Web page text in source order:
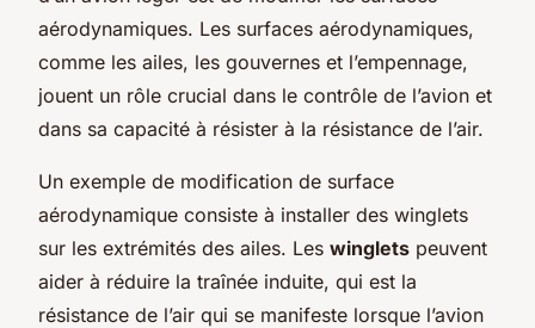
aérodynamiques. Les surfaces aérodynamiques,
comme les ailes, les gouvernes et l’empennage,
jouent un rôle crucial dans le contrôle de l’avion et
dans sa capacité à résister à la résistance de l’air.
Un exemple de modification de surface
aérodynamique consiste à installer des winglets
sur les extrémités des ailes. Les winglets peuvent
aider à réduire la traînée induite, qui est la
résistance de l’air qui se manifeste lorsque l’avion